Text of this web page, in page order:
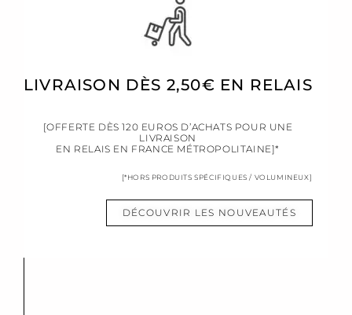
LIVRAISON DÈS 2,50€ EN RELAIS
[OFFERTE DÈS 120 EUROS D’ACHATS POUR UNE
LIVRAISON
EN RELAIS EN FRANCE MÉTROPOLITAINE]*
[*HORS PRODUITS SPÉCIFIQUES / VOLUMINEUX]
DÉCOUVRIR LES NOUVEAUTÉS